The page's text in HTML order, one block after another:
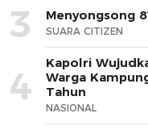
3 Menyongsong
SUARA CITIZEN
4
Kapolri
Warga
Tahun
NASIONAL